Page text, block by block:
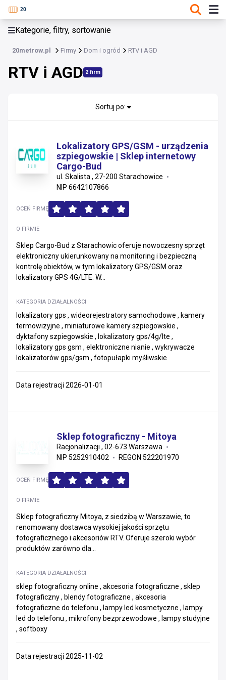
Kategorie, filtry, sortowanie
20metrow.pl Firmy Dom i ogród RTV i AGD
RTV i AGD 2 firm
Dom i ogród
Tekstylia i pozostałe wyposażenie
Ogród
Kuchnia, łazienka i ceramika
Sortuj po:
Lokalizatory GPS/GSM - urządzenia
szpiegowskie | Sklep internetowy
Cargo-Bud
ul. Skalista , 27-200 Starachowice
NIP 6642107866
O FIRMIE
Sklep Cargo-Bud z Starachowic oferuje nowoczesny sprzęt
elektroniczny ukierunkowany na monitoring i bezpieczną
kontrolę obiektów, w tym lokalizatory GPS/GSM oraz
lokalizatory GPS 4G/LTE. W...
KATEGORIA DZIAŁALNOŚCI
lokalizatory gps , wideorejestratory samochodowe , kamery
termowizyjne , miniaturowe kamery szpiegowskie ,
dyktafony szpiegowskie , lokalizatory gps/4g/lte ,
lokalizatory gps gsm , elektroniczne nianie , wykrywacze
lokalizatorów gps/gsm , fotopułapki myśliwskie
OCEŃ FIRMĘ
Data rejestracji 2026-01-01
Sklep fotograficzny - Mitoya
Racjonalizacji , 02-673 Warszawa
NIP 5252910402
REGON 522201970
O FIRMIE
Sklep fotograficzny Mitoya, z siedzibą w Warszawie, to
renomowany dostawca wysokiej jakości sprzętu
fotograficznego i akcesoriów RTV. Oferuje szeroki wybór
produktów zarówno dla...
KATEGORIA DZIAŁALNOŚCI
sklep fotograficzny online , akcesoria fotograficzne , sklep
fotograficzny , blendy fotograficzne , akcesoria
fotograficzne do telefonu , lampy led kosmetyczne , lampy
led do telefonu , mikrofony bezprzewodowe , lampy studyjne
, softboxy
OCEŃ FIRMĘ
Data rejestracji 2025-11-02